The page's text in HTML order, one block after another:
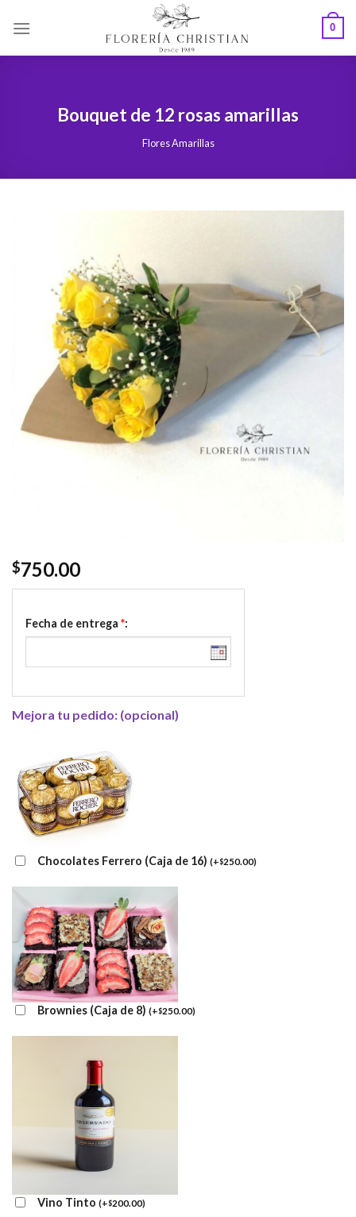
0
Bouquet de 12 rosas amarillas
Flores Amarillas
$750.00
Fecha de entrega *:
Mejora tu pedido: (opcional)
Chocolates Ferrero (Caja de 16) (+$250.00)
Brownies (Caja de 8) (+$250.00)
Vino Tinto (+$200.00)